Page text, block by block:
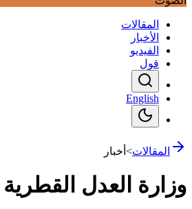
المقالات
الأخبار
الفيديو
قول
English
المقالات> أخبار
وزارة العدل